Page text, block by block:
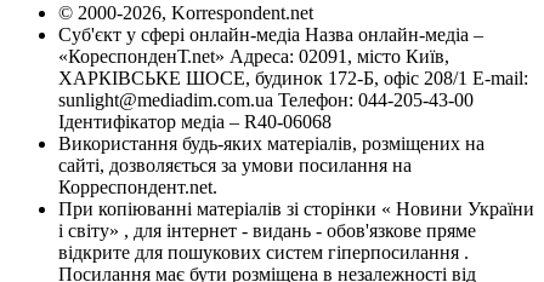
© 2000-2026, Korrespondent.net
Суб'єкт у сфері онлайн-медіа Назва онлайн-медіа –
«КореспонденТ.net» Адреса: 02091, місто Київ,
ХАРКІВСЬКЕ ШОСЕ, будинок 172-Б, офіс 208/1 E-mail:
sunlight@mediadim.com.ua Телефон: 044-205-43-00
Ідентифікатор медіа – R40-06068
Використання будь-яких матеріалів, розміщених на
сайті, дозволяється за умови посилання на
Корреспондент.net.
При копіюванні матеріалів зі сторінки « Новини України
і світу» , для інтернет - видань - обов'язкове пряме
відкрите для пошукових систем гіперпосилання .
Посилання має бути розміщена в незалежності від